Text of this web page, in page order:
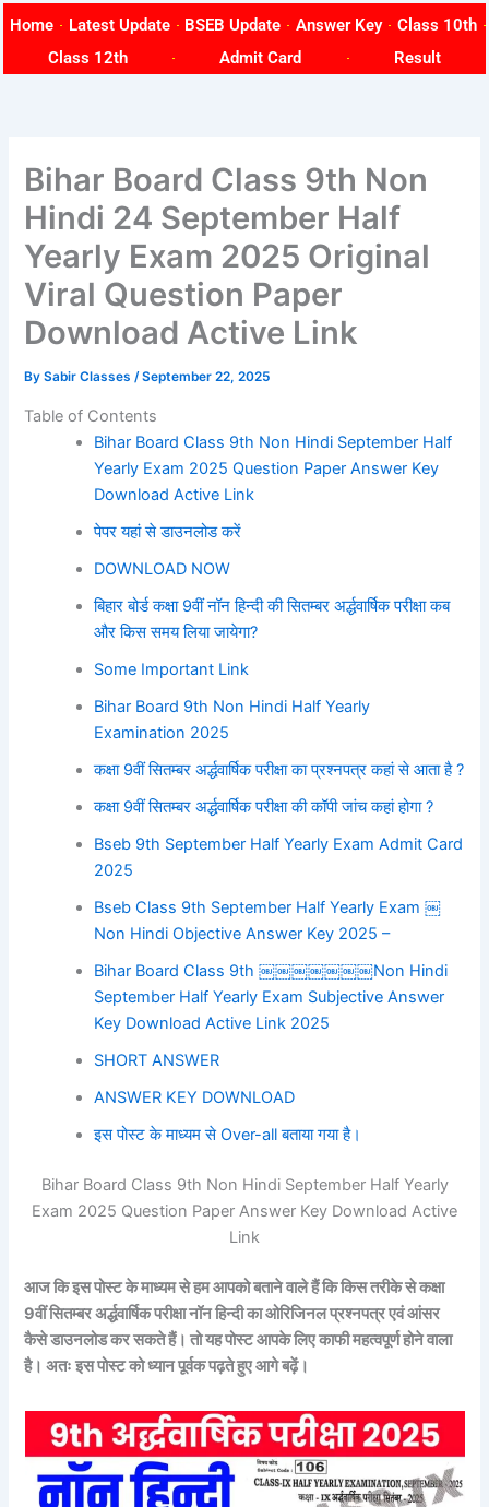
content
Home Latest Update BSEB Update Answer Key
Class 10th
Class 12th
Admit Card Result
Bihar Board Class 9th Non
Hindi 24 September Half
Yearly Exam 2025 Original
Viral Question Paper
Download Active Link
BySabir Classes/September 22, 2025
Table of Contents
Bihar Board Class 9th Non Hindi September Half
Yearly Exam 2025 Question Paper Answer Key
Download Active Link
पेपर यहां से डाउनलोड करें
DOWNLOAD NOW
बिहार बोर्ड कक्षा 9वीं नॉन हिन्दी की सितम्बर अर्द्धवार्षिक परीक्षा कब
और किस समय लिया जायेगा?
Some Important Link
Bihar Board 9th Non Hindi Half Yearly
Examination 2025
कक्षा 9वीं सितम्बर अर्द्धवार्षिक परीक्षा का प्रश्नपत्र कहां से आता है ?
कक्षा 9वीं सितम्बर अर्द्धवार्षिक परीक्षा की कॉपी जांच कहां होगा ?
Bseb 9th September Half Yearly Exam Admit Card
2025
Bseb Class 9th September Half Yearly Exam ￼
Non Hindi Objective Answer Key 2025 –
Bihar Board Class 9th ￼￼￼￼￼￼￼Non Hindi
September Half Yearly Exam Subjective Answer
Key Download Active Link 2025
SHORT ANSWER
ANSWER KEY DOWNLOAD
इस पोस्ट के माध्यम से Over-all बताया गया है।
Bihar Board Class 9th Non Hindi September Half Yearly
Exam 2025 Question Paper Answer Key Download Active
Link
आज कि इस पोस्ट के माध्यम से हम आपको बताने वाले हैं कि किस तरीके से कक्षा
9वीं सितम्बर अर्द्धवार्षिक परीक्षानॉनहिन्दीका ओरिजिनल प्रश्नपत्र एवं आंसर
कैसे डाउनलोड कर सकते हैं। तो यह पोस्ट आपके लिए काफी महत्वपूर्ण होने वाला
है। अतः इस पोस्ट को ध्यान पूर्वक पढ़ते हुए आगे बढ़ें।